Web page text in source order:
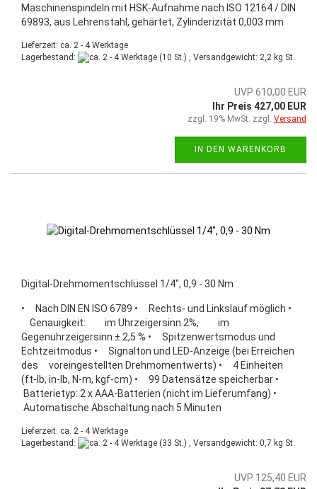
Maschinenspindeln mit HSK-Aufnahme nach ISO 12164 / DIN
69893, aus Lehrenstahl, gehärtet, Zylinderizität 0,003 mm
Lieferzeit: ca. 2 - 4 Werktage
Lagerbestand:
(10 St.) , Versandgewicht: 2,2 kg St.
UVP 610,00 EUR
Ihr Preis 427,00 EUR
zzgl. 19% MwSt. zzgl. Versand
IN DEN WARENKORB
Digital-Drehmomentschlüssel 1/4", 0,9 - 30 Nm
• Nach DIN EN ISO 6789 • Rechts- und Linkslauf möglich •
Genauigkeit: im Uhrzeigersinn 2%, im
Gegenuhrzeigersinn ± 2,5 % • Spitzenwertsmodus und
Echtzeitmodus • Signalton und LED-Anzeige (bei Erreichen
des voreingestellten Drehmomentwerts) • 4 Einheiten
(ft-lb, in-lb, N-m, kgf-cm) • 99 Datensätze speicherbar •
Batterietyp: 2 x AAA-Batterien (nicht im Lieferumfang) •
Automatische Abschaltung nach 5 Minuten
Lieferzeit: ca. 2 - 4 Werktage
Lagerbestand:
(33 St.) , Versandgewicht: 0,7 kg St.
UVP 125,40 EUR